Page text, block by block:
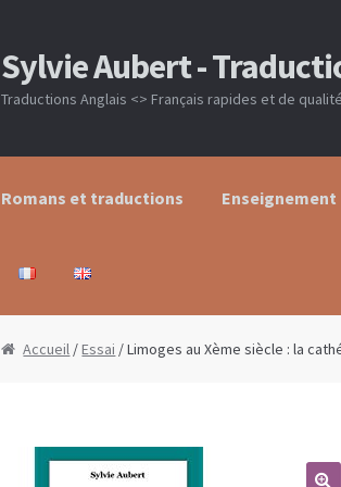
Aller à la navigation
Aller au contenu
Sylvie Aubert -
Traductions Anglais <> Français rapides et de qualité
Romans et traductions Enseignement
AccueilBlogBoutique Commande
Accueil /Essai / Limoges au Xème siècle : la